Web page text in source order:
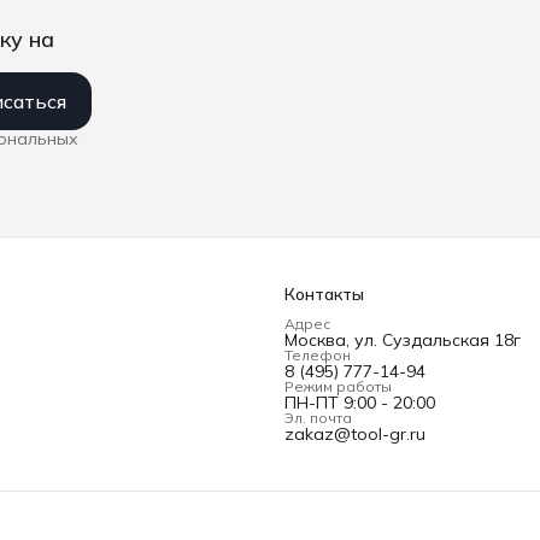
на
Контакты
Адрес
Москва, ул. Суздальская 18г
Телефон
8 (495) 777-14-94
Режим работы
ПН-ПТ 9:00 - 20:00
Эл. почта
zakaz@tool-gr.ru